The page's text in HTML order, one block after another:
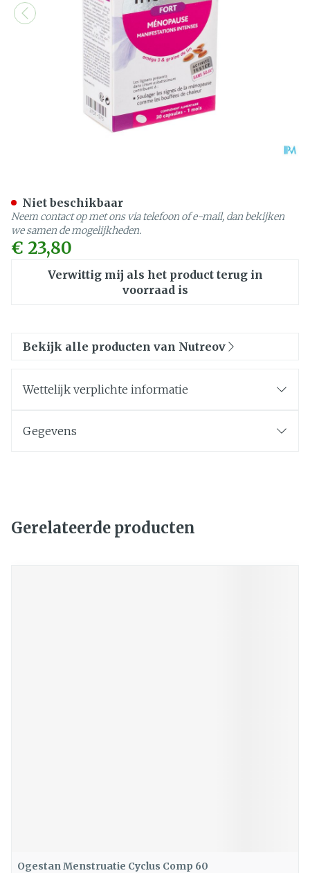
€ 23,80
Verwittig mij als het product terug in
voorraad is
Niet beschikbaar
Neem contact op met ons via telefoon of e-mail, dan bekijken
we samen de mogelijkheden.
Bekijk alle producten van Nutreov
Wettelijk verplichte informatie
Gegevens
Gerelateerde producten
Ogestan Menstruatie Cyclus Comp 60